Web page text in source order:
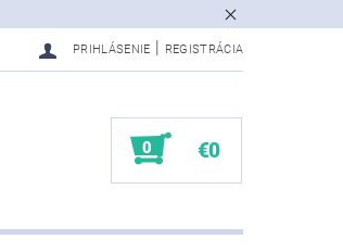
PRIHLÁSENIE REGISTRÁCIA
0 €0